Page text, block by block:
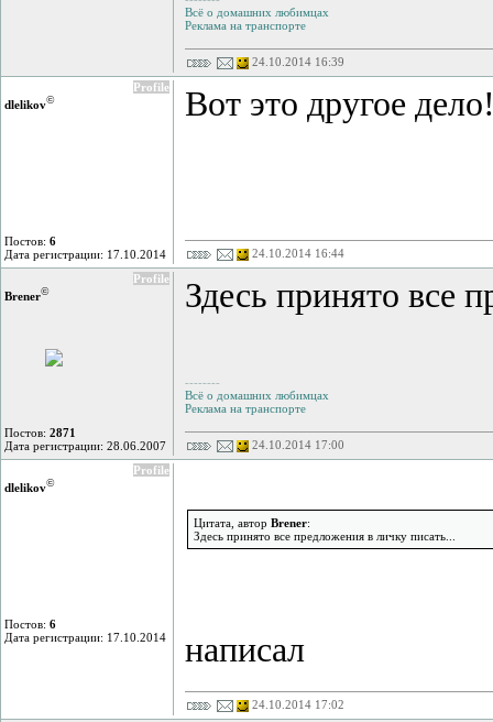
Всё о домашних любимцах
Реклама на транспорте
24.10.2014 16:39
Profile
dlelikov©
Постов: 6
Дата регистрации: 17.10.2014
Вот это другое
24.10.2014 16:44
Profile
Brener©
Постов: 2871
Дата регистрации: 28.06.2007
Здесь принято все
--------
Всё о домашних любимцах
Реклама на транспорте
24.10.2014 17:00
Profile
dlelikov©
Постов: 6
Дата регистрации: 17.10.2014
Цитата, автор Brener:
Здесь принято все предложения в личку писать...
написал
24.10.2014 17:02